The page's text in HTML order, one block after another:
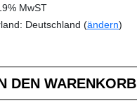
MwST
Deutschland (ändern)